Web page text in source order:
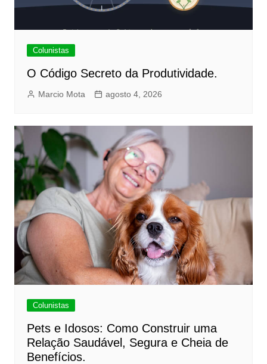
Colunistas
O Código Secreto da Produtividade.
Marcio Mota agosto 4, 2026
Colunistas
Pets e Idosos: Como Construir uma
Relação Saudável, Segura e Cheia de
Benefícios.